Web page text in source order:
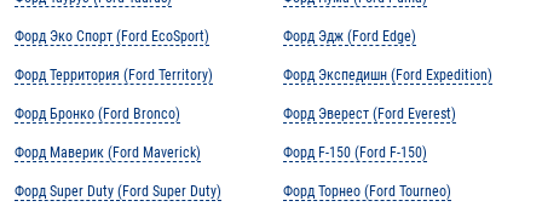
Форд Эко Спорт (Ford EcoSport)
Форд Территория (Ford Territory)
Форд Бронко (Ford Bronco)
Форд Маверик (Ford Maverick)
Форд Super Duty (Ford Super Duty)
Форд Эдж (Ford Edge)
Форд Экспедишн (Ford Expedition)
Форд Эверест (Ford Everest)
Форд F-150 (Ford F-150)
Форд Торнео (Ford Tourneo)